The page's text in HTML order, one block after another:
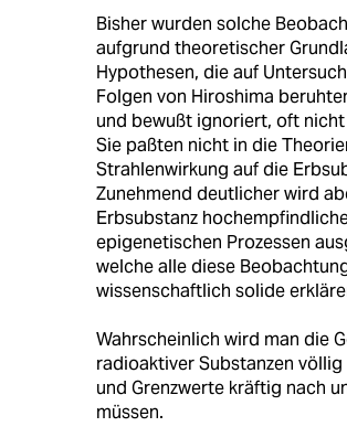
Bisher wurden solche
aufgrund theoretischer
Hypothesen, die auf
Folgen von Hiroshima
und bewußt ignoriert, oft
Sie paßten nicht in die
Strahlenwirkung auf die
Zunehmend deutlicher wird
Erbsubstanz
epigenetischen Prozessen
welche alle diese
wissenschaftlich solide
Wahrscheinlich wird man die
radioaktiver Substanzen
und Grenzwerte kräftig nach
müssen.